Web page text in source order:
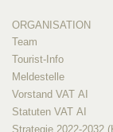
ORGANISATION
Team
Tourist-Info
Meldestelle
Vorstand VAT AI
Statuten VAT AI
Strategie 2022-2032